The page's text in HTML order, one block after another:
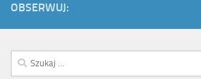
OBSERWUJ:
Szukaj: